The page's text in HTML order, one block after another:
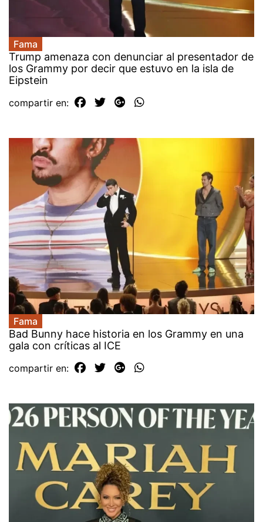
Fama
Trump amenaza con denunciar al presentador de
los Grammy por decir que estuvo en la isla de
Eipstein
compartir en:
Fama
Bad Bunny hace historia en los Grammy en una
gala con críticas al ICE
compartir en: